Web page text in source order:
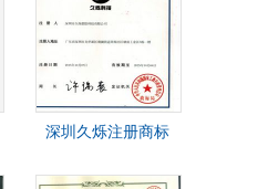
深圳久烁注册商标